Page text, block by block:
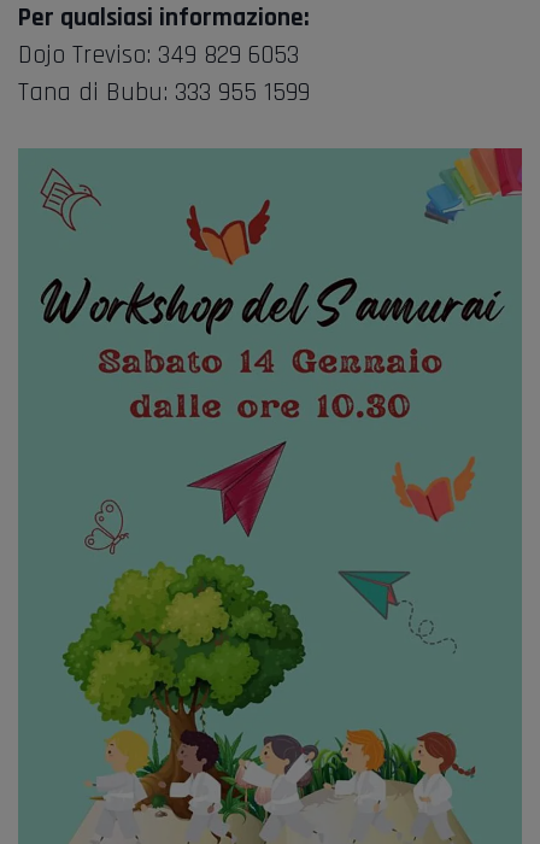
Per qualsiasi informazione:
Dojo Treviso: 349 829 6053
Tana di Bubu: 333 955 1599